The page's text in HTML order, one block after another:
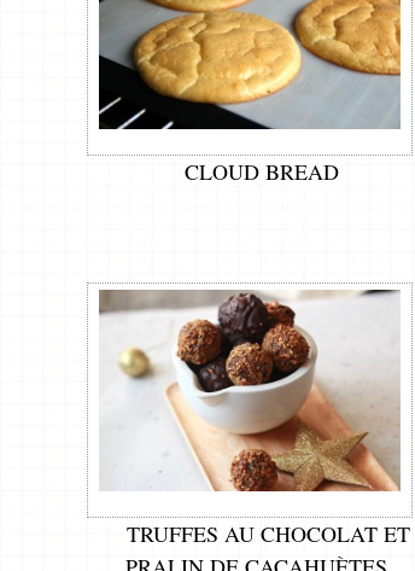
CLOUD BREAD
TRUFFES AU CHOCOLAT ET